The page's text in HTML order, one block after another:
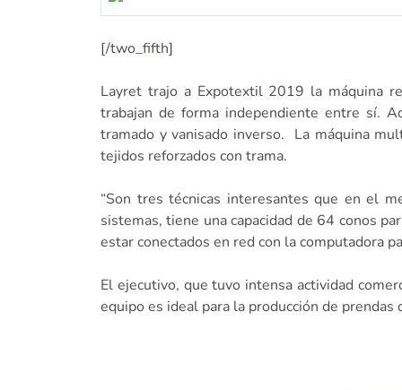
[/two_fifth]
Layret trajo a Expotextil 2019 la máquina
trabajan de forma independiente entre sí.
tramado y vanisado inverso. La máquina
tejidos reforzados con trama.
“Son tres técnicas interesantes que en el
sistemas, tiene una capacidad de 64 conos
estar conectados en red con la computadora
El ejecutivo, que tuvo intensa actividad
equipo es ideal para la producción de prendas